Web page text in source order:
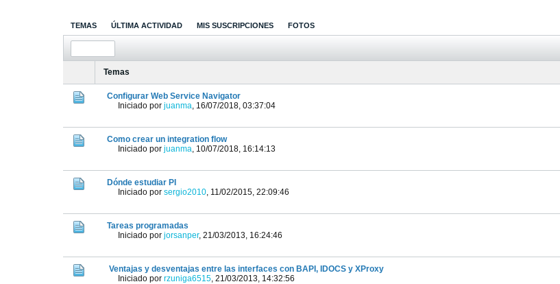
TEMAS ÚLTIMA ACTIVIDAD MIS SUSCRIPCIONES FOTOS
Temas
Configurar Web Service Navigator
Iniciado por juanma, 16/07/2018, 03:37:04
Como crear un integration flow
Iniciado por juanma, 10/07/2018, 16:14:13
Dónde estudiar PI
Iniciado por sergio2010, 11/02/2015, 22:09:46
Tareas programadas
Iniciado por jorsanper, 21/03/2013, 16:24:46
Ventajas y desventajas entre las interfaces con BAPI, IDOCS y XProxy
Iniciado por rzuniga6515, 21/03/2013, 14:32:56